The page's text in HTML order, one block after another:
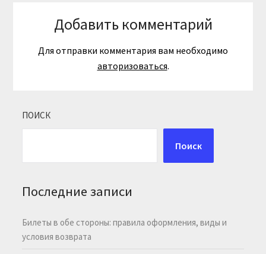
Добавить комментарий
Для отправки комментария вам необходимо
авторизоваться.
ПОИСК
Поиск
Последние записи
Билеты в обе стороны: правила оформления, виды и
условия возврата